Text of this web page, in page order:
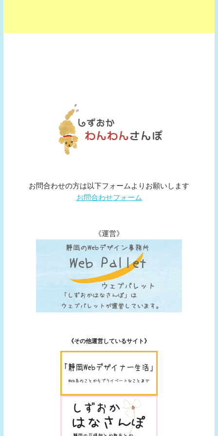
お問合わせの方は以下フォームよりお願いします
お問合わせフォーム
《運営》
《その他運営しているサイト》